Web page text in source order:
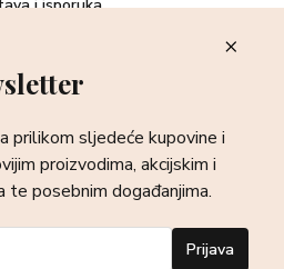
i isporuka
akcijskim i ekskluzivnim
Prijava
sljedeće kupovine i
proizvodima, akcijskim i
te posebnim događanjima.
Prijava